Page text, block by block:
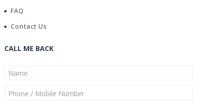
FAQ
Contact Us
CALL ME BACK